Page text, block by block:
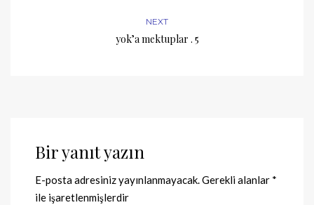
NEXT
yok’a mektuplar . 5
Bir yanıt yazın
E-posta adresiniz yayınlanmayacak.Gerekli alanlar *
ile işaretlenmişlerdir